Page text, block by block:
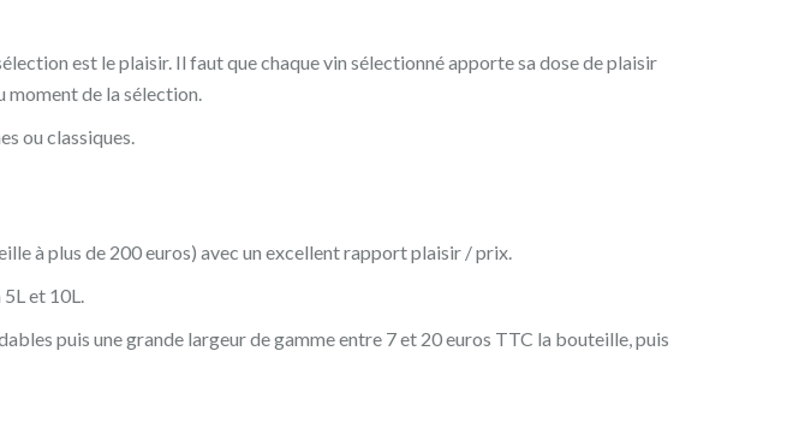
est le plaisir. Il faut que chaque vin sélectionné apporte sa dose de plaisir
moment de la sélection.
ou classiques.
à plus de 200 euros) avec un excellent rapport plaisir / prix.
et 10L.
puis une grande largeur de gamme entre 7 et 20 euros TTC la bouteille, puis